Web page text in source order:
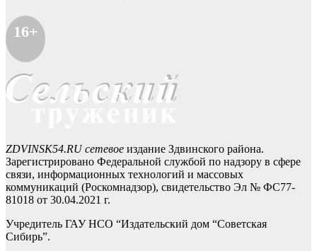
16+
ZDVINSK54.RU сетевое издание Здвинского района.
Зарегистрировано Федеральной службой по надзору в сфере
связи, информационных технологий и массовых
коммуникаций (Роскомнадзор), свидетельство Эл № ФС77-
81018 от 30.04.2021 г.
Учредитель ГАУ НСО “Издательский дом “Советская
Сибирь”.